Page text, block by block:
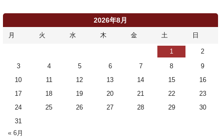
2026年8月
月 火 水 木 金 土 日
« 6月
1
2
3
4 5 6 7 8
9
10
11 12 13 14 15
16
17
18 19 20 21 22
23
24
25 26 27 28 29
30
31